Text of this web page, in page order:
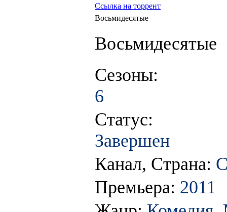
Ссылка на торрент
Восьмидесятые
Восьмидесятые
Сезоны:
6
Статус:
Завершен
Канал, Страна:
Премьера: 2011